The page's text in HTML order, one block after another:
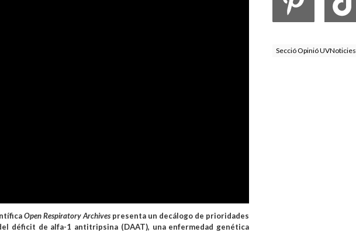
Open Respiratory Archives presenta un decálogo de prioridades
déficit de alfa-1 antitripsina (DAAT), una enfermedad genética
Secció Opinió UVNoticies